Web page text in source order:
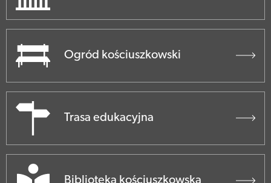
Ogród kościuszkowski
Trasa edukacyjna